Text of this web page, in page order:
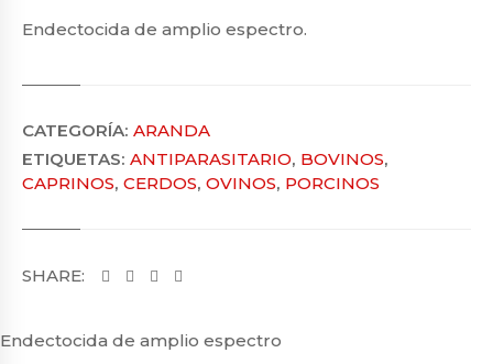
Endectocida de amplio espectro.
CATEGORÍA: ARANDA
ETIQUETAS: ANTIPARASITARIO, BOVINOS,
CAPRINOS, CERDOS, OVINOS, PORCINOS
SHARE:
Endectocida de amplio espectro